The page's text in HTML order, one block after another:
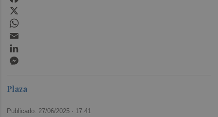
Plaza
Publicado: 27/06/2025 · 17:41